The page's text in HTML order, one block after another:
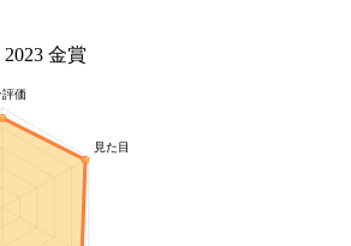
2023 金賞